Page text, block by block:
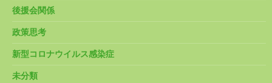
後援会関係
政策思考
新型コロナウイルス感染症
未分類